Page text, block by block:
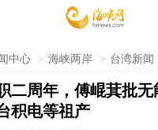
中心 > 海峡两岸 > 台湾新闻
二周年，傅崐萁批
积电等祖产